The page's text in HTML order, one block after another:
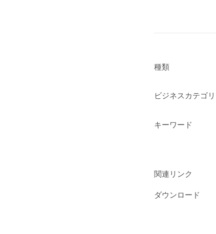
種類
ビジネスカテゴリ
キーワード
関連リンク
ダウンロード